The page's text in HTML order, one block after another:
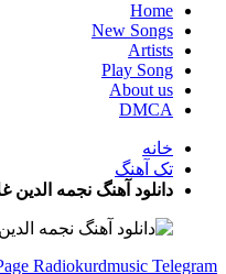
Home
New Songs
Artists
Play Song
About us
DMCA
خانه
تک آهنگ
دانلود آهنگ نجمه
Radiokurdmusic Telegram